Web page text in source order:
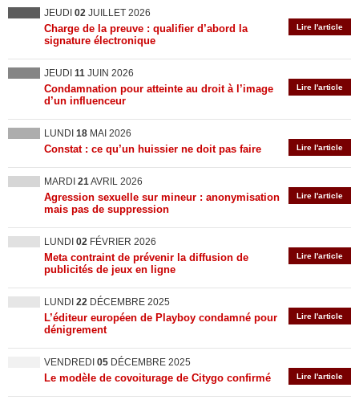
JEUDI 02 JUILLET 2026
Lire l'article
Charge de la preuve : qualifier d’abord la
signature électronique
JEUDI 11 JUIN 2026
Lire l'article
Condamnation pour atteinte au droit à l’image
d’un influenceur
LUNDI 18 MAI 2026
Lire l'article
Constat : ce qu’un huissier ne doit pas faire
MARDI 21AVRIL 2026
Lire l'article
Agression sexuelle sur mineur : anonymisation
mais pas de suppression
LUNDI 02 FÉVRIER 2026
Lire l'article
Meta contraint de prévenir la diffusion de
publicités de jeux en ligne
LUNDI 22 DÉCEMBRE 2025
Lire l'article
L’éditeur européen de Playboy condamné pour
dénigrement
VENDREDI 05 DÉCEMBRE 2025
Lire l'article
Le modèle de covoiturage de Citygo confirmé